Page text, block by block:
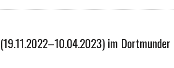
im Dortmunder